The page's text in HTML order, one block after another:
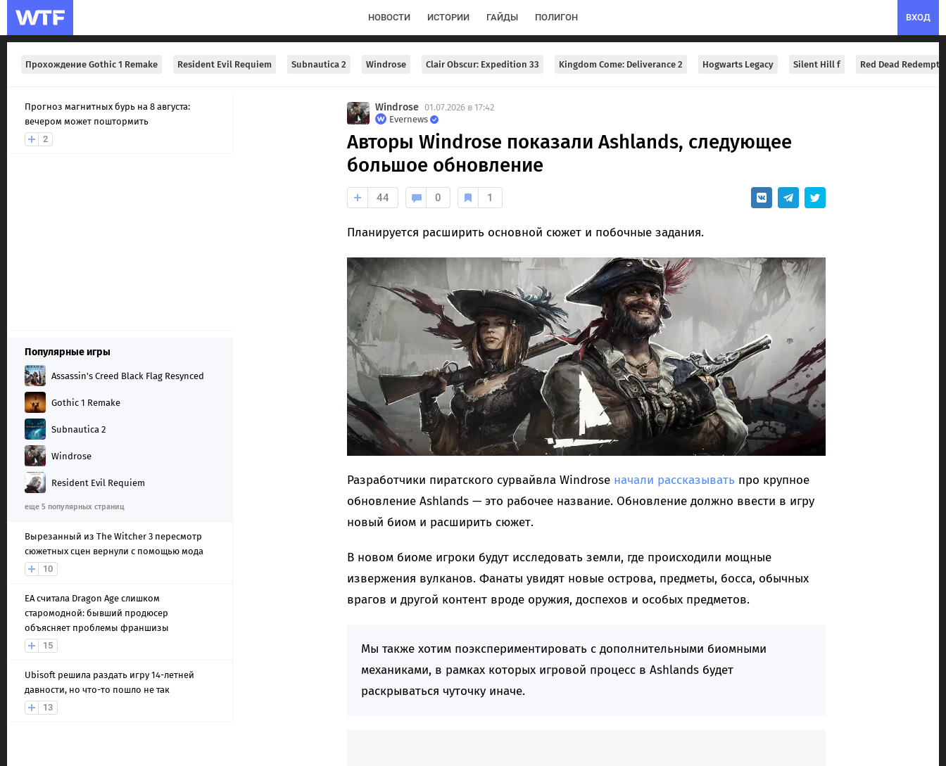
ВХОД
НОВОСТИ ИСТОРИИ ГАЙДЫ ПОЛИГОН
Прохождение Gothic 1 Remake Resident Evil Requiem Subnautica 2 Windrose Clair Obscur: Expedition 33 Kingdom Come: Deliverance 2 Hogwarts Legacy Silent Hill f Red Dead
Прогноз магнитных бурь на 8 августа:
вечером может поштормить
2
Популярные игры
Assassin's Creed Black Flag Resynced
Gothic 1 Remake
Subnautica 2
Windrose
Resident Evil Requiem
еще 5 популярных страниц
Вырезанный из The Witcher 3 пересмотр
сюжетных сцен вернули с помощью мода
10
EA считала Dragon Age слишком
старомодной: бывший продюсер
объясняет проблемы франшизы
15
Ubisoft решила раздать игру 14-летней
давности, но что-то пошло не так
13
Windrose 01.07.2026 в 17:42
Evernews
Авторы Windrose показали Ashlands, следующее
большое обновление
44 0 1
Планируется расширить основной сюжет и побочные задания.
Разработчики пиратского сурвайвла Windrose начали рассказывать про крупное
обновление Ashlands — это рабочее название. Обновление должно ввести в игру
новый биом и расширить сюжет.
В новом биоме игроки будут исследовать земли, где происходили мощные
извержения вулканов. Фанаты увидят новые острова, предметы, босса, обычных
врагов и другой контент вроде оружия, доспехов и особых предметов.
Мы также хотим поэкспериментировать с дополнительными биомными
механиками, в рамках которых игровой процесс в Ashlands будет
раскрываться чуточку иначе.